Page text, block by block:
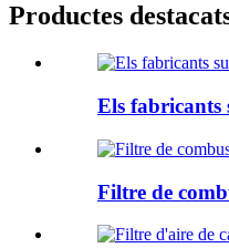
Productes
Els fabricants
Filtre de